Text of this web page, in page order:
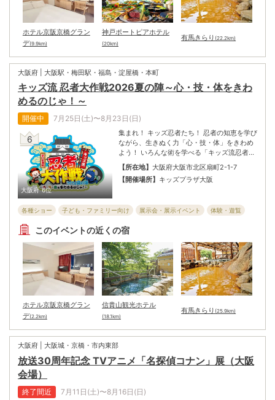
ホテル京阪京橋グラン
デ(9.9km)
神戸ポートピアホテル
(20km)
有馬きらり (22.2km)
大阪府 | 大阪駅・梅田駅・福島・淀屋橋・本町
キッズ流 忍者大作戦2026夏の陣～心・技・体をきわ
めるのじゃ！～
開催中 7月25日(土)〜8月23日(日)
6
大阪府 6位
集まれ！ キッズ忍者たち！ 忍者の知恵を学び
ながら、生きぬく力「心・技・体」をきわめ
よう！ いろんな術を学べる「キッズ流忍者修
行道場」、迷路の中は仕掛けでいっぱい「か
らくり忍者屋敷めいろ」、忍者はんこでオリ
ジナルバッグを作れる「忍びバッグ作り」な
商店連合会、天神橋筋商店会
【所在地】 大阪府大阪市北区扇町2-1-7
【開催場所】 キッズプラザ大阪
各種ショー 子ども・ファミリー向け 展示会・展示イベント 体験・遊覧
このイベントの近くの宿
ホテル京阪京橋グラン
デ(2.2km)
信貴山観光ホテル
(18.1km)
有馬きらり (25.9km)
大阪府 | 大阪城・京橋・市内東部
放送30周年記念 TVアニメ「名探偵コナン」展（大阪
会場）
終了間近 7月11日(土)〜8月16日(日)